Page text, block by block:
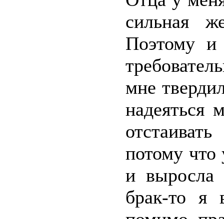
сильная
Поэтому и
мне
надеяться
потому что
и выросла
брак-то я